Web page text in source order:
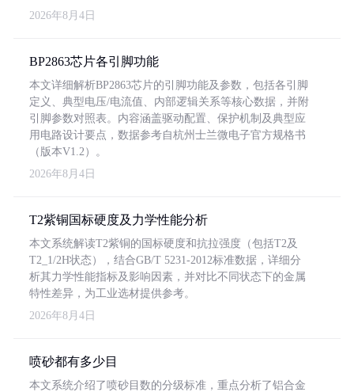
2026年8月4日
BP2863芯片各引脚功能
本文详细解析BP2863芯片的引脚功能及参数，包括各引脚
定义、典型电压/电流值、内部逻辑关系等核心数据，并附
引脚参数对照表。内容涵盖驱动配置、保护机制及典型应
用电路设计要点，数据参考自杭州士兰微电子官方规格书
（版本V1.2）。
2026年8月4日
T2紫铜国标硬度及力学性能分析
本文系统解读T2紫铜的国标硬度和抗拉强度（包括T2及
T2_1/2H状态），结合GB/T 5231-2012标准数据，详细分
析其力学性能指标及影响因素，并对比不同状态下的金属
特性差异，为工业选材提供参考。
2026年8月4日
喷砂都有多少目
本文系统介绍了喷砂目数的分级标准，重点分析了铝合金